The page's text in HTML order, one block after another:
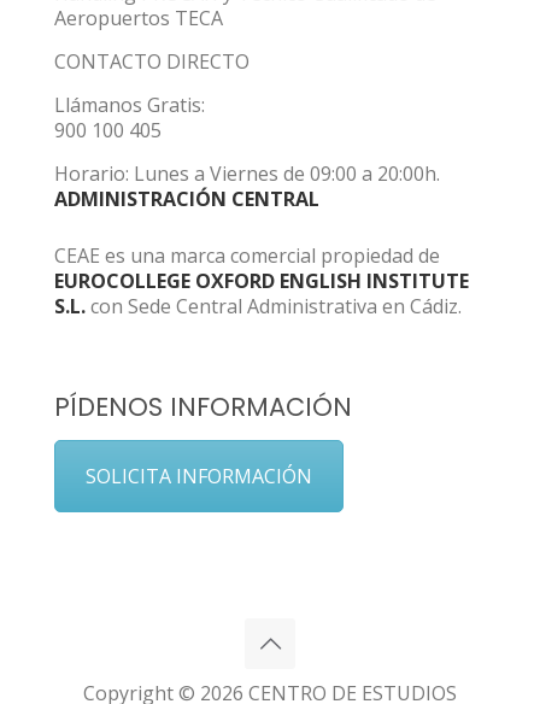
Aeropuertos TECA
CONTACTO DIRECTO
Llámanos Gratis:
900 100 405
Horario: Lunes a Viernes de 09:00 a 20:00h.
ADMINISTRACIÓN CENTRAL
CEAE es una marca comercial propiedad de
EUROCOLLEGE OXFORD ENGLISH INSTITUTE
S.L.con Sede Central Administrativa en Cádiz.
PÍDENOS INFORMACIÓN
SOLICITA INFORMACIÓN
Copyright © 2026 CENTRO DE ESTUDIOS